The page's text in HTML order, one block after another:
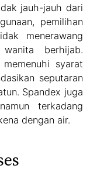
jauh-jauh dari
pemilihan
menerawang
berhijab.
syarat
seputaran
Spandex juga
terkadang
dengan air.